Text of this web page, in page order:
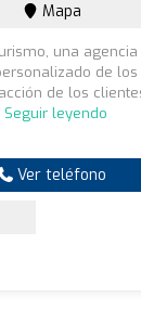
Mapa
una
de
de los
Seguir leyendo
Ver teléfono